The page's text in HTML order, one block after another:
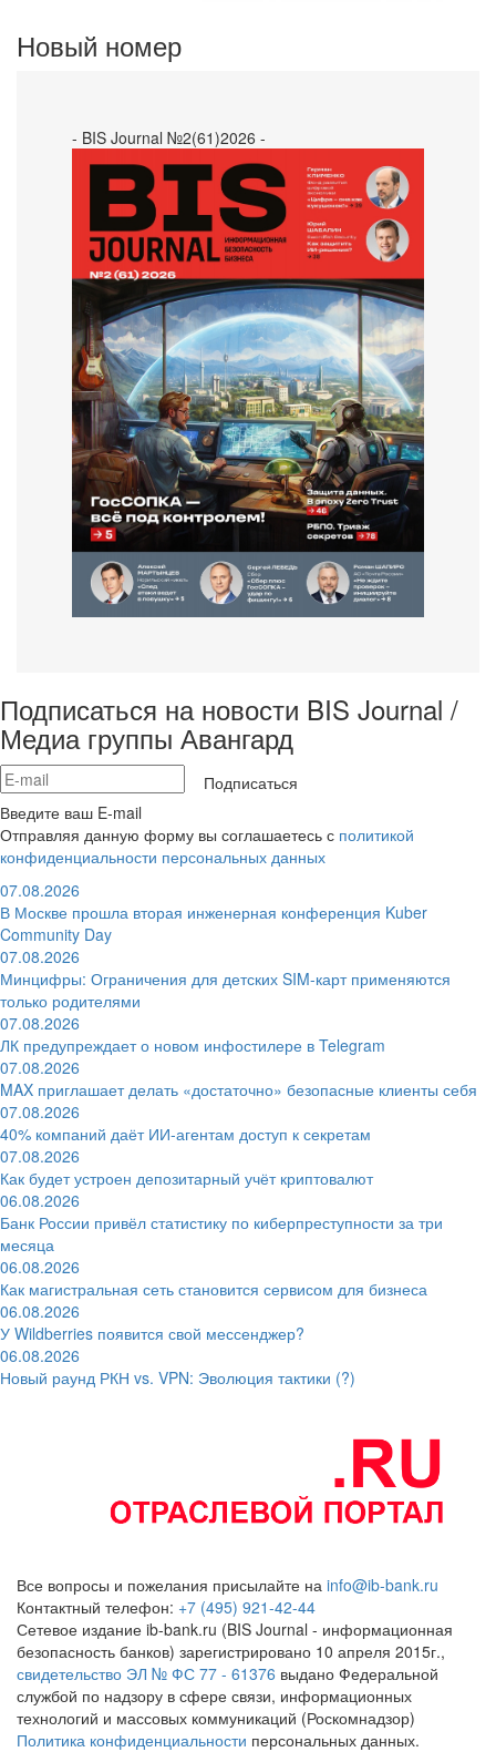
Новый номер
- BIS Journal №2(61)2026 -
Подписаться на новости BIS Journal /
Медиа группы Авангард
Подписаться
Введите ваш E-mail
Отправляя данную форму вы соглашаетесь с политикой
конфиденциальности персональных данных
07.08.2026
В Москве прошла вторая инженерная конференция Kuber
Community Day
07.08.2026
Минцифры: Ограничения для детских SIM-карт применяются
только родителями
07.08.2026
ЛК предупреждает о новом инфостилере в Telegram
07.08.2026
MAX приглашает делать «достаточно» безопасные клиенты себя
07.08.2026
40% компаний даёт ИИ‑агентам доступ к секретам
07.08.2026
Как будет устроен депозитарный учёт криптовалют
06.08.2026
Банк России привёл статистику по киберпреступности за три
месяца
06.08.2026
Как магистральная сеть становится сервисом для бизнеса
06.08.2026
У Wildberries появится свой мессенджер?
06.08.2026
Новый раунд РКН vs. VPN: Эволюция тактики (?)
Все вопросы и пожелания присылайте на info@ib-bank.ru
Контактный телефон: +7 (495) 921-42-44
Сетевое издание ib-bank.ru (BIS Journal - информационная
безопасность банков) зарегистрировано 10 апреля 2015г.,
свидетельство ЭЛ № ФС 77 - 61376 выдано Федеральной
службой по надзору в сфере связи, информационных
технологий и массовых коммуникаций (Роскомнадзор)
Политика конфиденциальности персональных данных.